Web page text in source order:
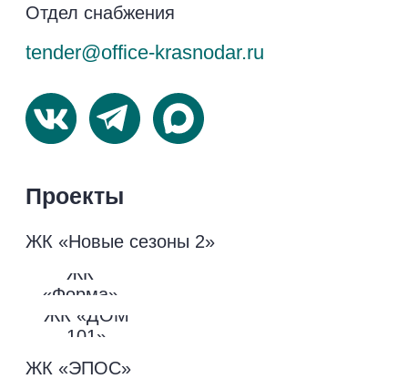
© 2026 Официальный сайт застройщика